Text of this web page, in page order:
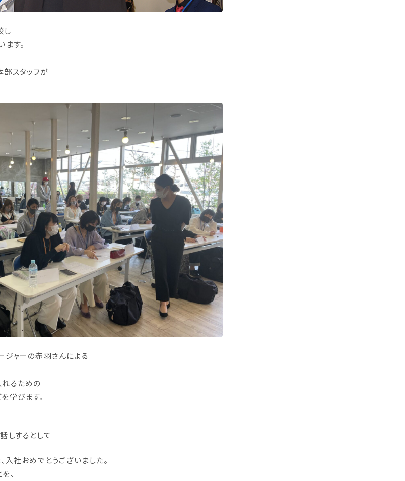
し
す。
スタッフが
ジャーの赤羽さんによる
るための
学びます。
しするとして
入社おめでとうございました。
、